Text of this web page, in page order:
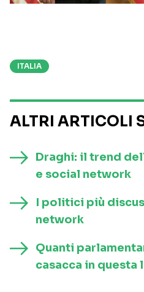
ITALIA
ALTRI ARTICOLI
Draghi: il trend
e social network
I politici più
network
Quanti
casacca in questa